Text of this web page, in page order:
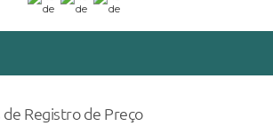
Registro de Preço